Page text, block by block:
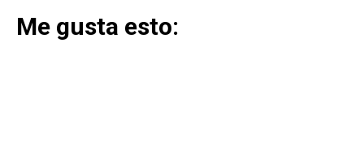
Me gusta esto: